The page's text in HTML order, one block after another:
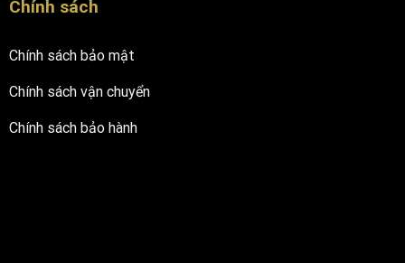
Chính sách
Chính sách bảo mật
Chính sách vận chuyển
Chính sách bảo hành